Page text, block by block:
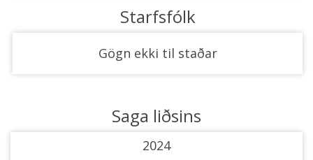
Starfsfólk
Gögn ekki til staðar
Saga liðsins
2024